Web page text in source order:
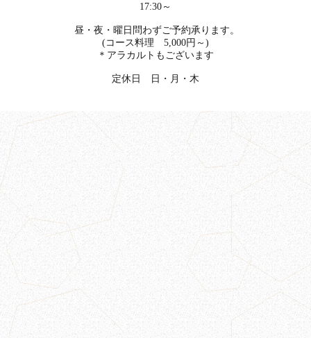
17:30～
昼・夜・曜日問わずご予約承ります。
(コース料理 5,000円～)
＊アラカルトもございます
定休日 日・月・木